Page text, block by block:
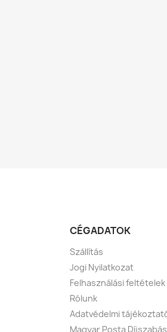
CÉGADATOK
Szállítás
Jogi Nyilatkozat
Felhasználási feltételek
Rólunk
Adatvédelmi
Magyar Posta